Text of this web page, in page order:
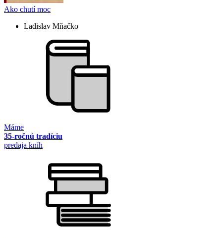
Ako chutí moc
Ladislav Mňačko
Máme
35-ročnú tradíciu
predaja kníh